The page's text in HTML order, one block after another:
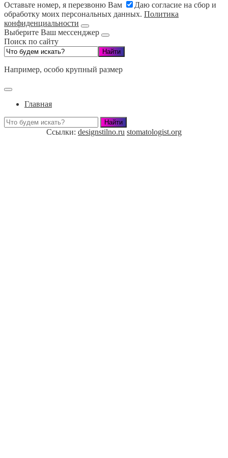
Оставьте номер, я перезвоню Вам
Даю согласие на сбор и
обработку моих персональных данных. Политика
конфиденциальности
Выберите Ваш мессенджер
Поиск по сайту
Например, особо крупный размер
Главная
Ссылки: designstilno.ru stomatologist.org